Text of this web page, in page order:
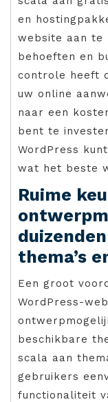
en
website aan te
behoeften en
controle heeft
uw online
naar een
bent te
WordPress
wat het beste
Ruime
thema’s
Een groot
WordPress-
beschikbare
scala aan
gebruikers
functionaliteit